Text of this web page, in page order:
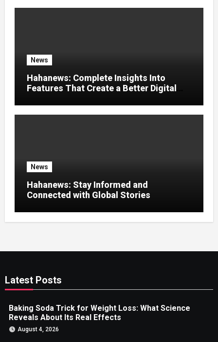
News
Hahanews: Complete Insights Into
Features That Create a Better Digital
News
Hahanews: Stay Informed and
Connected with Global Stories
Latest Posts
Baking Soda Trick for Weight Loss: What Science
Reveals About Its Real Effects
August 4, 2026